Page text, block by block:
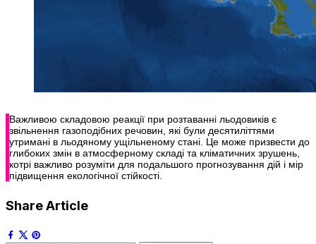
Важливою складовою реакції при розтаванні льодовиків є
звільнення газоподібних речовин, які були десятиліттями
утримані в льодяному ущільненому стані. Це може призвести до
глибоких змін в атмосферному складі та кліматичних зрушень,
котрі важливо розуміти для подальшого прогнозування дій і мір
підвищення екологічної стійкості.
Share Article